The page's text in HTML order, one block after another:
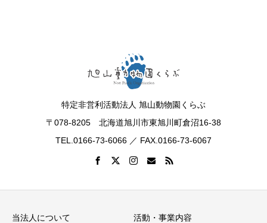
特定非営利活動法人 旭山動物園くらぶ
〒078-8205 北海道旭川市東旭川町倉沼16-38
TEL.0166-73-6066 ／ FAX.0166-73-6067
当法人について 活動・事業内容